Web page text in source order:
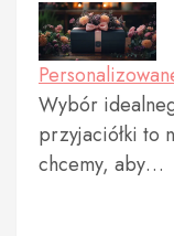
Wybór
przyjaciółki to
chcemy, aby…